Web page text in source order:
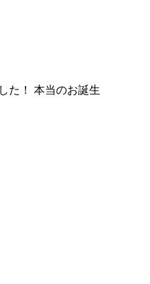
た！ 本当のお誕生